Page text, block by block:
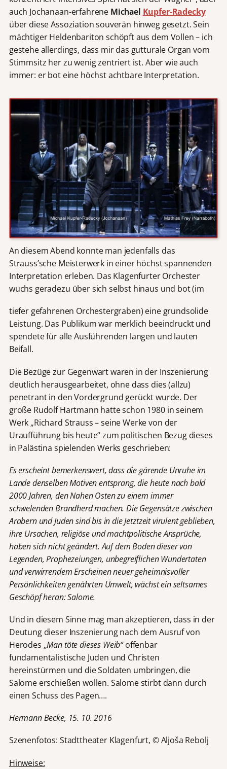
auch Jochanaan-erfahrene Michael Kupfer-Radecky
über diese Assoziation souverän hinweg gesetzt. Sein
mächtiger Heldenbariton schöpft aus dem Vollen – ich
gestehe allerdings, dass mir das gutturale Organ vom
Stimmsitz her zu wenig zentriert ist. Aber wie auch
immer: er bot eine höchst achtbare Interpretation.
An diesem Abend konnte man jedenfalls das
Strauss’sche Meisterwerk in einer höchst spannenden
Interpretation erleben. Das Klagenfurter Orchester
wuchs geradezu über sich selbst hinaus und bot (im
tiefer gefahrenen Orchestergraben) eine grundsolide
Leistung. Das Publikum war merklich beeindruckt und
spendete für alle Ausführenden langen und lauten
Beifall.
Die Bezüge zur Gegenwart waren in der Inszenierung
deutlich herausgearbeitet, ohne dass dies (allzu)
penetrant in den Vordergrund gerückt wurde. Der
große Rudolf Hartmann hatte schon 1980 in seinem
Werk „Richard Strauss – seine Werke von der
Uraufführung bis heute“ zum politischen Bezug dieses
in Palästina spielenden Werks geschrieben:
Es erscheint bemerkenswert, dass die gärende Unruhe im
Lande denselben Motiven entsprang, die heute nach bald
2000 Jahren, den Nahen Osten zu einem immer
schwelenden Brandherd machen. Die Gegensätze zwischen
Arabern und Juden sind bis in die Jetztzeit virulent geblieben,
ihre Ursachen, religiöse und machtpolitische Ansprüche,
haben sich nicht geändert. Auf dem Boden dieser von
Legenden, Prophezeiungen, unbegreiflichen Wundertaten
und verwirrendem Erscheinen neuer geheimnisvoller
Persönlichkeiten genährten Umwelt, wächst ein seltsames
Geschöpf heran: Salome.
Und in diesem Sinne mag man akzeptieren, dass in der
Deutung dieser Inszenierung nach dem Ausruf von
Herodes „Man töte dieses Weib“offenbar
fundamentalistische Juden und Christen
hereinstürmen und die Soldaten umbringen, die
Salome erschießen wollen. Salome stirbt dann durch
einen Schuss des Pagen….
Hermann Becke, 15. 10. 2016
Szenenfotos: Stadttheater Klagenfurt, © Aljoša Rebolj
Hinweise: